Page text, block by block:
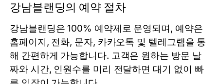
강남블랜딩의 예약 절차
강남블랜딩은 100% 예약제로 운영되며, 예약은
홈페이지, 전화, 문자, 카카오톡 및 텔레그램을 통
해 간편하게 가능합니다. 고객은 원하는 방문 날
짜와 시간, 인원수를 미리 전달하면 대기 없이 빠